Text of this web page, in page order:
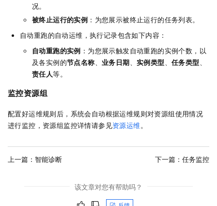
况。
被终止运行的实例 ：为您展示被终止运行的任务列表。
自动重跑的自动运维，执行记录包含如下内容：
自动重跑的实例 ：为您展示触发自动重跑的实例个数，以
及各实例的节点名称 、业务日期 、实例类型 、任务类型
责任人等。
监控资源组
配置好运维规则后，系统会自动根据运维规则对资源组使用情况
进行监控，资源组监控详情请参见资源运维。
上一篇： 智能诊断 下一篇： 任务监控
该文章对您有帮助吗？